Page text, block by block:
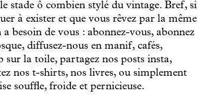
stade ô combien stylé du vintage. Bref, si
à exister et que vous rêvez par la même
besoin de vous : abonnez-vous, abonnez
diffusez-nous en manif, cafés,
la toile, partagez nos posts insta,
nos t-shirts, nos livres, ou simplement
souffle, froide et pernicieuse.